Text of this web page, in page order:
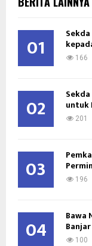
h
o
01 166
02 untuk
201
03 196
04 Bawa
100